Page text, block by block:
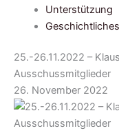
Unterstützung
Geschichtliches
25.-26.11.2022 –
Ausschussmitglieder
26. November 2022